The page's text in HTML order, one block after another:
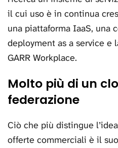
il cui uso è in continua
una piattaforma IaaS, una
deployment as a service e
GARR Workplace.
Molto più di un
federazione
Ciò che più distingue
offerte commerciali è il